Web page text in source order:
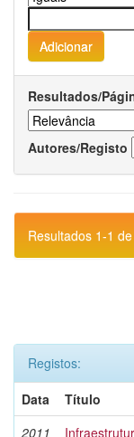
Resultados/
Autores/Registo
Resultados 1-1
Registos:
Data
Título
2011